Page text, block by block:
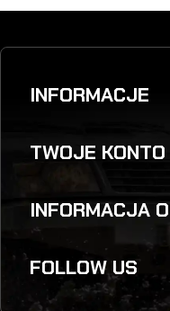
INFORMACJE
TWOJE KONTO
INFORMACJA
FOLLOW US